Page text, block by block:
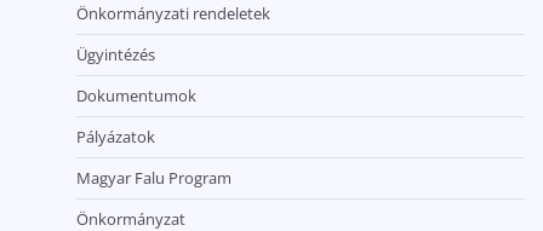
Önkormányzati rendeletek
Ügyintézés
Dokumentumok
Pályázatok
Magyar Falu Program
Önkormányzat